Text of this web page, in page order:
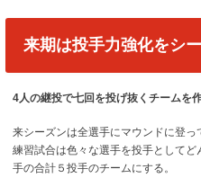
来期は投手力強化をシ
4人の継投で七回を投げ抜くチームを
来シーズンは全選手にマウンドに登っ
練習試合は色々な選手を投手として
手の合計５投手のチームにする。